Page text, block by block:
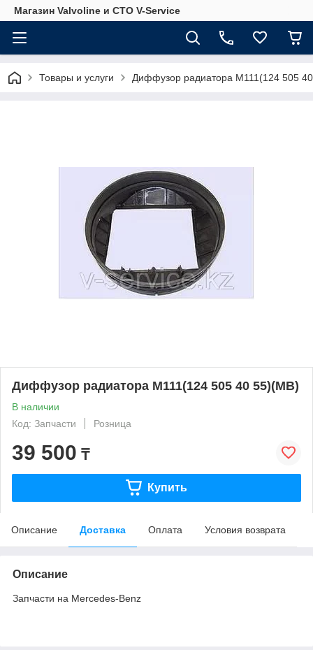
Магазин Valvoline и СТО V-Service
Товары и услуги Диффузор радиатора M111(124 505
Диффузор радиатора M111(124 505 40 55)(MB)
В наличии
Код: Запчасти
Розница
39 500 ₸
Купить
Описание Доставка Оплата Условия возврата
Описание
Запчасти на Mercedes-Benz